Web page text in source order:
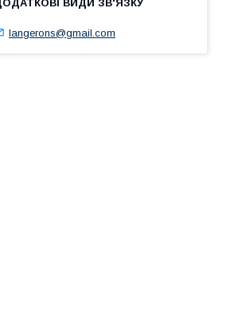
langerons@gmail.com